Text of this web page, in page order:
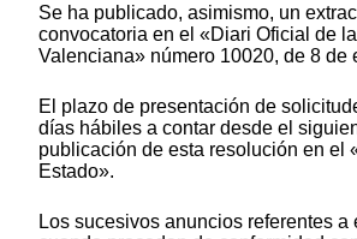
Se ha publicado, asimismo, un
convocatoria en el «Diari Oficial de
Valenciana» número 10020, de 8 de
El plazo de presentación de
días hábiles a contar desde el
publicación de esta resolución en el
Estado».
Los sucesivos anuncios referentes a